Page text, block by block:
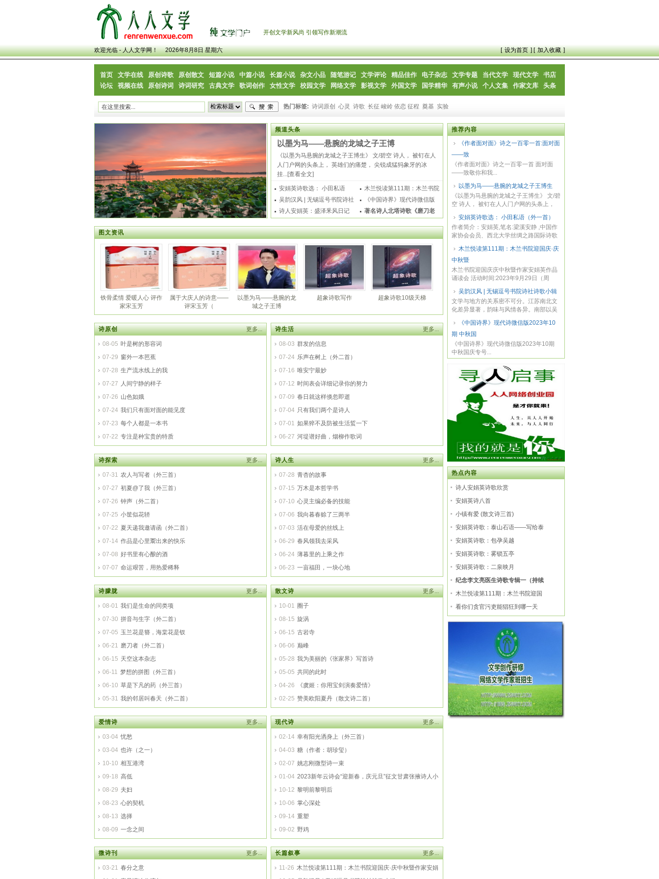
开创文学新风尚 引领写作新潮流
欢迎光临 - 人人文学网！ 2026年8月8日 星期六 [ 设为首页 ] [ 加入收藏 ]
首页 文学在线 原创诗歌 原创散文 短篇小说 中篇小说 长篇小说 杂文小品 随笔游记 文学评论 精品佳作 电子杂志 文学专题 当代文学 现代文学
书店
论坛
视频在线 原创诗词 诗词研究 古典文学 歌词创作 女性文学 校园文学 网络文学 影视文学 外国文学 国学精华 有声小说 个人文集 作家文库 头条
热门标签: 诗词原创 心灵 诗歌 长征 峻岭 依恋 征程 奠基 实验
频道头条
以墨为马——悬腕的龙城之子王博
《以墨为马悬腕的龙城之子王博生》 文/碧空 诗人， 被钉在人
人门户网的头条上， 英雄们的痛楚， 尖锐成猛犸象牙的冰
挂...[查看全文]
安娟英诗歌选： 小田私语
（外一
木兰悦读第111期：木兰书院
迎国
吴韵汉风 | 无锡逗号书院诗社
诗
《中国诗界》现代诗微信版
2023年
诗人安娟英：盛泽釆风日记
著名诗人北塔诗歌《磨刀老
图文资讯
铁骨柔情 爱暖人心 评作
家宋玉芳
属于大庆人的诗意——
评宋玉芳（
以墨为马——悬腕的龙
城之子王博
超象诗歌写作 超象诗歌10级天梯
诗原创 更多...
08-05 叶是树的形容词
07-29 窗外一本芭蕉
07-28 生产流水线上的我
07-27 人间宁静的样子
07-26 山色如娥
07-24 我们只有面对面的能见度
07-23 每个人都是一本书
07-22 专注是种宝贵的特质
诗生活 更多...
08-03 群发的信息
07-24 乐声在树上（外二首）
07-16 唯安宁最妙
07-12 时间表会详细记录你的努力
07-09 春日就这样倏忽即逝
07-04 只有我们两个是诗人
07-01 如果猝不及防被生活蜇一下
06-27 河堤谱好曲，烟柳作歌词
诗探索 更多...
07-31 农人与写者（外三首）
07-27 初夏@了我（外三首）
07-26 钟声（外二首）
07-25 小筐似花轿
07-22 夏天递我邀请函（外二首）
07-14 作品是心里鬻出来的快乐
07-08 好书里有心酿的酒
07-07 命运艰苦，用热爱稀释
诗人生 更多...
07-28 青杏的故事
07-15 万木是本哲学书
07-10 心灵主编必备的技能
07-06 我向暮春赊了三两半
07-03 活在母爱的丝线上
06-29 春风领我去采风
06-24 薄暮里的上乘之作
06-23 一亩福田，一块心地
诗朦胧 更多...
08-01 我们是生命的同类项
07-30 拼音与生字（外二首）
07-05 玉兰花是簪，海棠花是钗
06-21 磨刀者（外二首）
06-15 天空这本杂志
06-11 梦想的拼图（外三首）
06-10 草是下凡的药（外三首）
05-31 我的邻居叫春天（外二首）
散文诗 更多...
10-01 圈子
08-15 旋涡
06-15 古岩寺
06-06 巅峰
05-28 我为美丽的《张家界》写首诗
05-05 共同的此时
04-26
《虞姬：你用宝剑演奏爱情》
02-25 赞美欧阳夏丹（散文诗二首）
爱情诗 更多...
03-04 忧愁
03-04 也许（之一）
10-10 相互港湾
09-18 高低
08-29 夫妇
08-23 心的契机
08-13 选择
08-09 一念之间
现代诗 更多...
02-14 幸有阳光洒身上（外三首）
04-03 糖（作者：胡珍玺）
02-07 姚志刚微型诗一束
01-04 2023新年云诗会“迎新春，庆元旦”征文甘肃张掖诗人小
辑（2）
10-12 黎明前黎明后
10-06 掌心深处
09-14 重塑
09-02 野鸡
微诗刊 更多...
03-21 春分之意
长篇叙事 更多...
11-26 木兰悦读第111期：木兰书院迎国庆·庆中秋暨作家安娟
推荐内容
《作者面对面》诗之一百零一首:面对面
——致
《作者面对面》诗之一百零一首 面对面
——致敬你和我...
以墨为马——悬腕的龙城之子王博生
《以墨为马悬腕的龙城之子王博生》 文/碧
空 诗人， 被钉在人人门户网的头条上，
安娟英诗歌选： 小田私语（外一首）
作者简介：安娟英,笔名:梁溪安静 ,中国作
家协会会员、西北大学丝绸之路国际诗歌
木兰悦读第111期：木兰书院迎国庆·庆
中秋暨
木兰书院迎国庆庆中秋暨作家安娟英作品
诵读会 活动时间:2023年9月29日（周
吴韵汉风 | 无锡逗号书院诗社诗歌小辑
文学与地方的关系密不可分。江苏南北文
化差异显著，韵味与风情各异。南部以吴
《中国诗界》现代诗微信版2023年10
期 中秋国
《中国诗界》现代诗微信版2023年10期
中秋国庆专号...
热点内容
诗人安娟英诗歌欣赏
安娟英诗八首
小镇有爱 (散文诗三首)
安娟英诗歌：泰山石语――写给泰
安娟英诗歌：包孕吴越
安娟英诗歌：雾锁五亭
安娟英诗歌：二泉映月
纪念李文亮医生诗歌专辑一（持续
木兰悦读第111期：木兰书院迎国
看你们贪官污吏能猖狂到哪一天